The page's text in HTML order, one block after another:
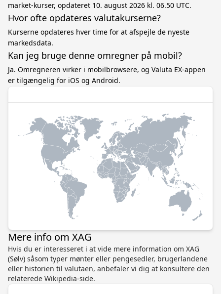
market-kurser, opdateret 10. august 2026 kl. 06.50 UTC.
Hvor ofte opdateres valutakurserne?
Kurserne opdateres hver time for at afspejle de nyeste
markedsdata.
Kan jeg bruge denne omregner på mobil?
Ja. Omregneren virker i mobilbrowsere, og Valuta EX-appen
er tilgængelig for iOS og Android.
Mere info om XAG
Hvis du er interesseret i at vide mere information om XAG
(Sølv) såsom typer mønter eller pengesedler, brugerlandene
eller historien til valutaen, anbefaler vi dig at konsultere den
relaterede Wikipedia-side.